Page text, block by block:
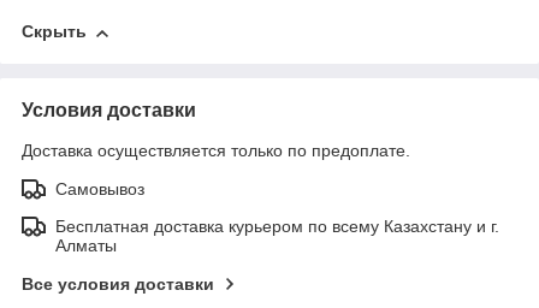
Скрыть
Условия доставки
Доставка осуществляется только по предоплате.
Самовывоз
Бесплатная доставка курьером по всему Казахстану и г.
Алматы
Все условия доставки